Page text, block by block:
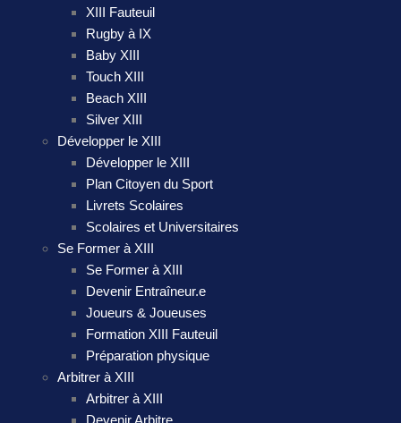
XIII Fauteuil
Rugby à IX
Baby XIII
Touch XIII
Beach XIII
Silver XIII
Développer le XIII
Développer le XIII
Plan Citoyen du Sport
Livrets Scolaires
Scolaires et Universitaires
Se Former à XIII
Se Former à XIII
Devenir Entraîneur.e
Joueurs & Joueuses
Formation XIII Fauteuil
Préparation physique
Arbitrer à XIII
Arbitrer à XIII